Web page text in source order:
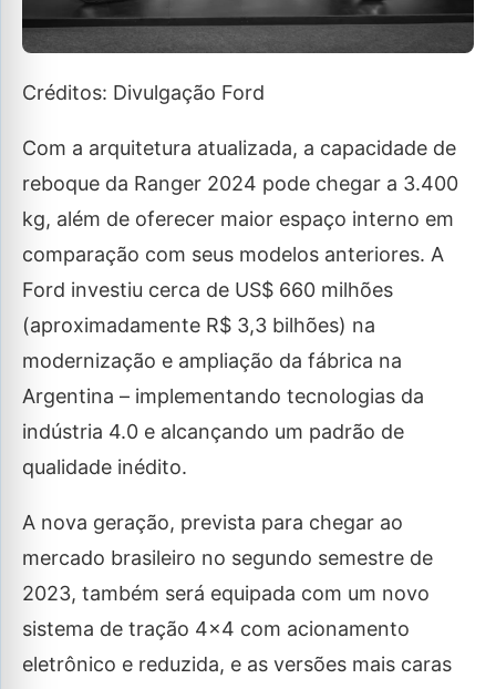
Créditos: Divulgação Ford
Com a arquitetura atualizada, a capacidade de
reboque da Ranger 2024 pode chegar a 3.400
kg, além de oferecer maior espaço interno em
comparação com seus modelos anteriores. A
Ford investiu cerca de US$ 660 milhões
(aproximadamente R$ 3,3 bilhões) na
modernização e ampliação da fábrica na
Argentina – implementando tecnologias da
indústria 4.0 e alcançando um padrão de
qualidade inédito.
A nova geração, prevista para chegar ao
mercado brasileiro no segundo semestre de
2023, também será equipada com um novo
sistema de tração 4×4 com acionamento
eletrônico e reduzida, e as versões mais caras